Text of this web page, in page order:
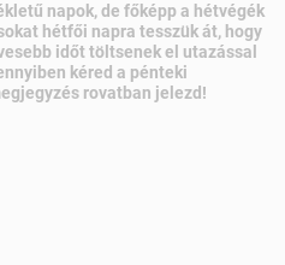
napok, de főképp a hétvégék
hétfői napra tesszük át, hogy
időt töltsenek el utazással
kéred a pénteki
rovatban jelezd!